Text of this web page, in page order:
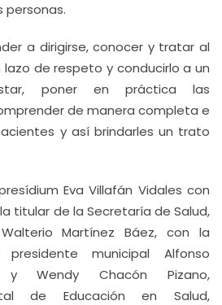
personas.
a dirigirse, conocer y tratar al
de respeto y conducirlo a un
poner en práctica las
de manera completa e
y así brindarles un trato
Eva Villafán Vidales con
titular de la Secretaría de Salud,
Martínez Báez, con la
municipal Alfonso
y Wendy Chacón Pizano,
de Educación en Salud,